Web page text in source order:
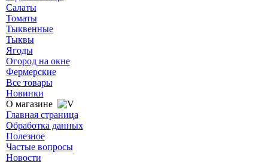
Салаты
Томаты
Тыквенные
Тыквы
Ягоды
Огород на окне
Фермерские
Все товары
Новинки
О магазине
Главная страница
Обработка данных
Полезное
Частые вопросы
Новости